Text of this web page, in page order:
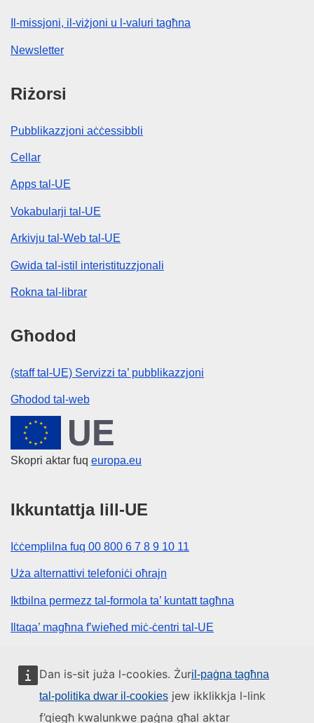
Dan is-sit juża l-cookies. Żuril-paġna tagħna
tal-politika dwar il-cookies jew ikklikkja l-link
f’qiegħ kwalunkwe paġna għal aktar
Il-missjoni, il-viżjoni u l-valuri tagħna
Newsletter
Riżorsi
Pubblikazzjoni aċċessibbli
Cellar
Apps tal-UE
Vokabularji tal-UE
Arkivju tal-Web tal-UE
Gwida tal-istil interistituzzjonali
Rokna tal-librar
Għodod
(staff tal-UE) Servizzi ta’ pubblikazzjoni
Għodod tal-web
Unjoni Ewropea
Skopri aktar fuq europa.eu
Ikkuntattja lill-UE
Iċċemplilna fuq 00 800 6 7 8 9 10 11
Uża alternattivi telefoniċi oħrajn
Iktbilna permezz tal-formola ta’ kuntatt tagħna
Iltaqa’ magħna f’wieħed miċ-ċentri tal-UE
Media soċjali
Fittex mezzi tal-media soċjali tal-UE